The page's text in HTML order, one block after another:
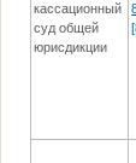
кассационный
суд общей
юрисдикции